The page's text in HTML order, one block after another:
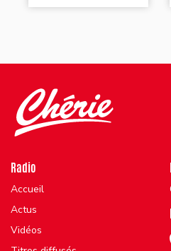
Radio
Accueil
Actus
Vidéos